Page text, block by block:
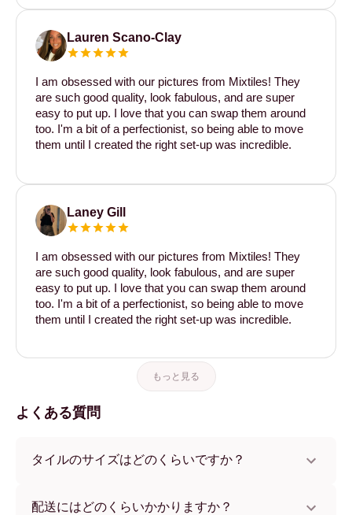
Lauren Scano-Clay
I am obsessed with our pictures from Mixtiles! They
are such good quality, look fabulous, and are super
easy to put up. I love that you can swap them around
too. I'm a bit of a perfectionist, so being able to move
them until I created the right set-up was incredible.
Laney Gill
I am obsessed with our pictures from Mixtiles! They
are such good quality, look fabulous, and are super
easy to put up. I love that you can swap them around
too. I'm a bit of a perfectionist, so being able to move
them until I created the right set-up was incredible.
もっと見る
よくある質問
タイルのサイズはどのくらいですか？
フレームカラーからお選びいただけます。
配送にはどのくらいかかりますか？